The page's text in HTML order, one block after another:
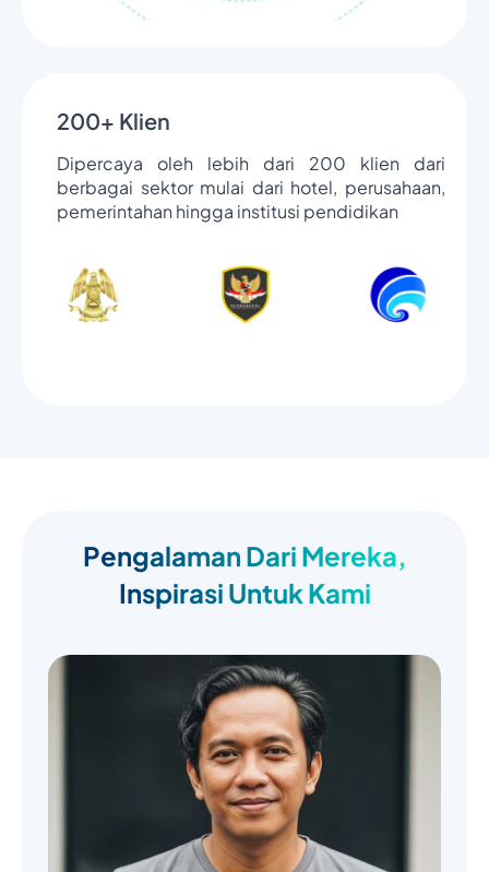
200+ Klien
Dipercaya oleh lebih dari 200 klien dari
berbagai sektor mulai dari hotel, perusahaan,
pemerintahan hingga institusi pendidikan
Pengalaman Dari Mereka,
Inspirasi Untuk Kami